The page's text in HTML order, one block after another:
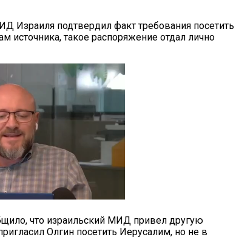
Израиля подтвердил факт требования посетить
такое распоряжение отдал лично
что израильский МИД привел другую
Олгин посетить Иерусалим, но не в